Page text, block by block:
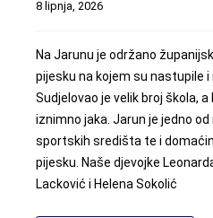
8 lipnja, 2026
Na Jarunu je održano
pijesku na kojem su nastupile
Sudjelovao je velik broj škola,
iznimno jaka. Jarun je jedno
sportskih središta te i
pijesku. Naše djevojke
Lacković i Helena Sokolić